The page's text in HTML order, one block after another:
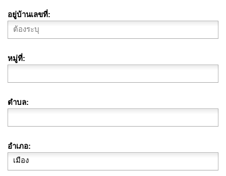
อยู่บ้านเลขที่
หมู่ที่
ตำบล
อำเภอ